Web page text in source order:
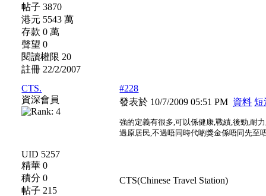
帖子 3870
港元 5543 萬
存款 0 萬
聲望 0
閱讀權限 20
註冊 22/2/2007
CTS.
資深會員
UID 5257
精華 0
積分 0
帖子 215
#228
發表於 10/7/2009 05:51 PM 資料 短
強的定義有很多,可以係健康,戰績,後勁,耐
過原居民,不過唔同時代啲獎金係唔同先至
CTS(Chinese Travel Station)